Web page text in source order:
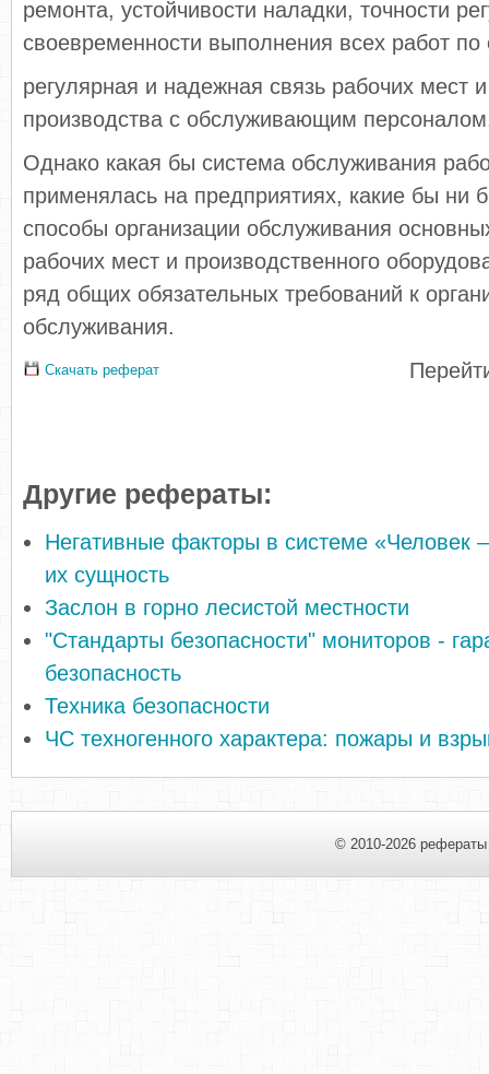
ремонта, устойчивости наладки, точности
своевременности выполнения всех работ
регулярная и надежная связь рабочих мест
производства с обслуживающим
Однако какая бы система обслуживания
применялась на предприятиях, какие бы ни
способы организации обслуживания
рабочих мест и производственного
ряд общих обязательных требований к
обслуживания.
Скачать реферат
Другие рефераты:
Негативные факторы в системе «Человек
их сущность
Заслон в горно лесистой местности
"Стандарты безопасности" мониторов -
безопасность
Техника безопасности
ЧС техногенного характера: пожары и
© 2010-2026 рефераты